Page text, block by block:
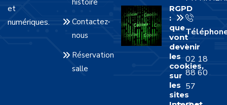
et
numériques.
Contactez-
nous
Réservation
salle
RGPD
:
que
vont
devenir
les
cookies,
sur
les
sites
:
02 18
88 60
57